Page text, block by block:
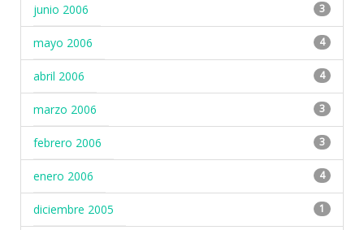
junio 2006 3
mayo 2006 4
abril 2006 4
marzo 2006 3
febrero 2006 3
enero 2006 4
diciembre 2005 1